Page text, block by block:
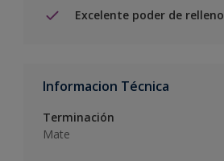
Excelente poder de relleno
Informacion Técnica
Terminación
Mate